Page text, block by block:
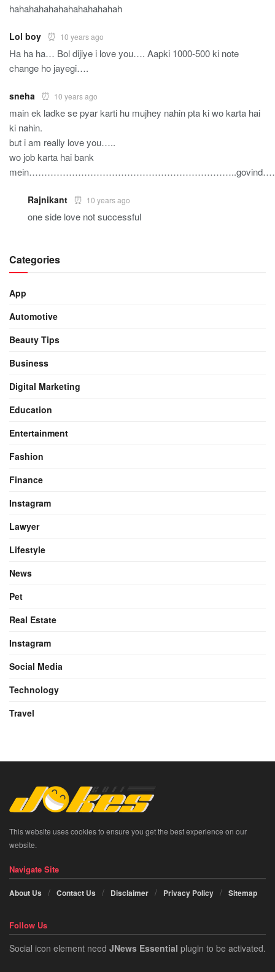
hahahahahahahahahahahah
Lol boy 10 years ago
Ha ha ha… Bol dijiye i love you…. Aapki 1000-500 ki note
change ho jayegi….
sneha 10 years ago
main ek ladke se pyar karti hu mujhey nahin pta ki wo karta hai
ki nahin.
but i am really love you…..
wo job karta hai bank
Rajnikant 10 years ago
one side love not successful
Categories
App
Automotive
Beauty Tips
Business
Digital Marketing
Education
Entertainment
Fashion
Finance
Instagram
Lawyer
Lifestyle
News
Pet
Real Estate
Instagram
Social Media
Technology
Travel
This website uses cookies to ensure you get the best experience on our
website.
Navigate Site
About Us Contact Us Disclaimer Privacy Policy Sitemap
Follow Us
Social icon element need JNews Essential plugin to be activated.